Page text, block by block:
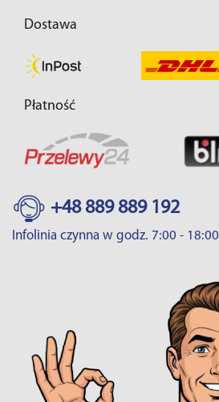
Dostawa
Płatność
+48 889 889 192
Infolinia czynna w godz. 7:00 - 18:00